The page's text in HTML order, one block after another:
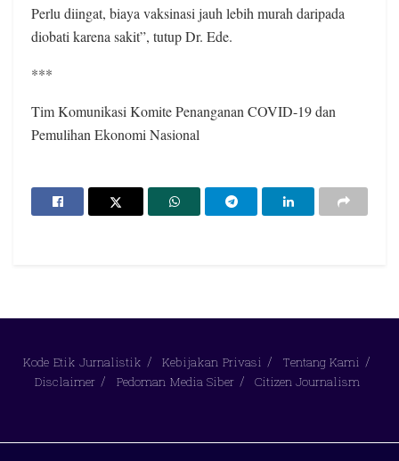
Perlu diingat, biaya vaksinasi jauh lebih murah daripada
diobati karena sakit”, tutup Dr. Ede.
***
Tim Komunikasi Komite Penanganan COVID-19 dan
Pemulihan Ekonomi Nasional
Kode Etik Jurnalistik Kebijakan Privasi
Tentang Kami
Disclaimer
Pedoman Media Siber Citizen Journalism